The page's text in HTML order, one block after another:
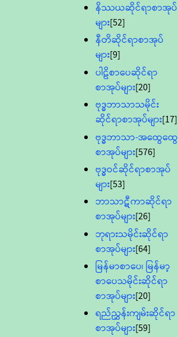
နိဿယဆိုင်ရာစာအုပ်
များ[52]
နီတိဆိုင်ရာစာအုပ်
များ[9]
ပါဠိစာပေဆိုင်ရာ
စာအုပ်များ[20]
ဗုဒ္ဓဘာသာသမိုင်း
ဆိုင်ရာစာအုပ်များ[17]
ဗုဒ္ဓဘာသာ-အထွေထွေ
စာအုပ်များ[576]
ဗုဒ္ဓဝင်ဆိုင်ရာစာအုပ်
များ[53]
ဘာသာဋီကာဆိုင်ရာ
စာအုပ်များ[26]
ဘုရားသမိုင်းဆိုင်ရာ
စာအုပ်များ[64]
မြန်မာစာပေ၊ မြန်မာ့
စာပေသမိုင်းဆိုင်ရာ
စာအုပ်များ[20]
ရည်ညွှန်းကျမ်းဆိုင်ရာ
စာအုပ်များ[59]